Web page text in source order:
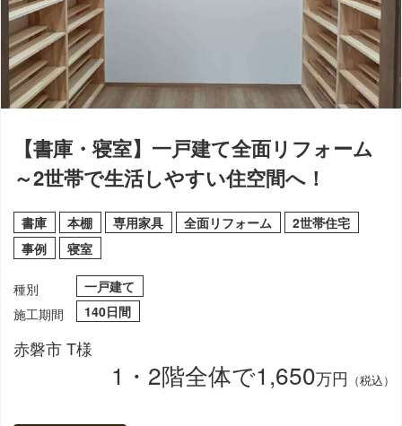
【書庫・寝室】一戸建て全面リフォーム
～2世帯で生活しやすい住空間へ！
書庫 本棚 専用家具 全面リフォーム
2世帯住宅
事例
寝室
種別
一戸建て
施工期間
140日間
赤磐市 T様
1・2階全体で1,650万円 （税込）